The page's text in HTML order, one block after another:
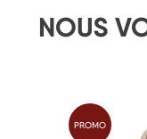
NOUS
PROMO